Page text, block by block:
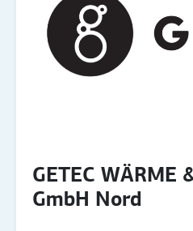
GETEC WÄRME
GmbH Nord